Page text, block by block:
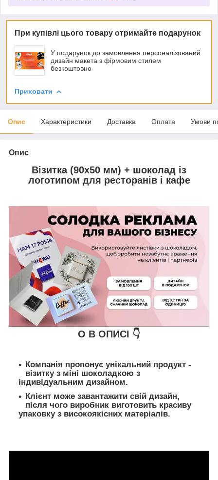
При купівлі цього товару отримайте подарунок
У подарунок до замовлення персоналізований
дизайн макета з фірмовим стилем
безкоштовно
Приховати
Опис Характеристики Доставка Оплата Умови
Опис
Візитка (90х50 мм) + шоколад із
логотипом для ресторанів і кафе
О В ОПИСІ 👇
Компанія пропонує унікальний продукт -
візитку з міні шоколадкою з
індивідуальним дизайном.
Клієнт може завантажити свій дизайн,
після чого виробник виготовить красиву
упаковку з високоякісних матеріалів.